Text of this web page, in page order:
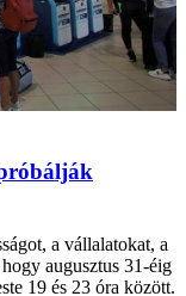
a vállalatokat, a
augusztus 31-éig
19 és 23 óra között.